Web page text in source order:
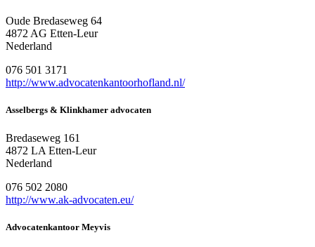
Oude Bredaseweg 64
4872 AG Etten-Leur
Nederland
076 501 3171
http://www.advocatenkantoorhofland.nl/
Asselbergs & Klinkhamer advocaten
Bredaseweg 161
4872 LA Etten-Leur
Nederland
076 502 2080
http://www.ak-advocaten.eu/
Advocatenkantoor Meyvis